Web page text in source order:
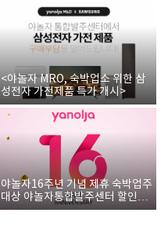
<야놀자 MRO, 숙박업소 위한 삼
성전자 가전제품 특가 개시>
야놀자16주년 기념 제휴 숙박업주
대상 야놀자통합발주센터 할인쿠
폰 증정